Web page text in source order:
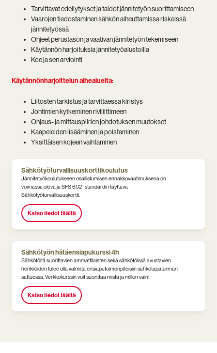
Tarvittavat edellytykset ja taidot jännitetyön suorittamiseen
Vaarojen tiedostaminen sähkön aiheuttamissa riskeissä
jännitetyössä
Ohjeet perustason ja vaativan jännitetyön tekemiseen
Käytännön harjoituksia jännitetyöalustoilla
Koe ja sen arviointi
Käytännönharjoittelun aihealueita:
Liitosten tarkistus ja tarvittaessa kiristys
Johtimien kytkeminen riviliittimeen
Ohjaus- ja mittauspiirien johdotuksen muutokset
Kaapeleiden lisääminen ja poistaminen
Yksittäisen kojeen vaihtaminen
Sähkötyöturvallisuuskorttikoulutus
Jännitetyökoulutukseen osallistumisen ennakkovaatimuksena on
voimassa oleva ja SFS 602 -standardin täyttävä
Sähkötyöturvallisuuskortti.
Katso tiedot täältä
Sähkötyön hätäensiapukurssi 4h
Sähkötöitä suorittavien ammattilaisten sekä sähkötöissä avustavien
henkilöiden tulee olla valmiita ensiaputoimenpiteisiin sähkötapaturman
sattuessa. Verkkokurssin voit suorittaa mistä ja millon vain!
Katso tiedot täältä